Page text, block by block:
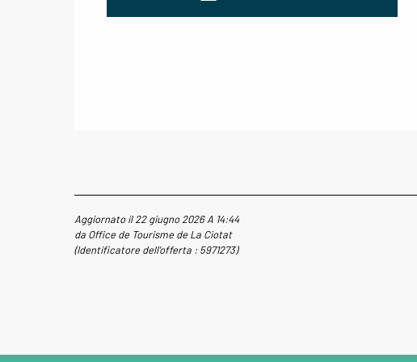
Aggiornato il 22 giugno 2026 A 14:44
da Office de Tourisme de La Ciotat
(Identificatore dell'offerta :5971273)